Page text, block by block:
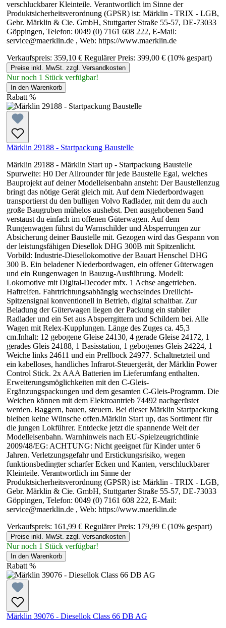
verschluckbarer Kleinteile. Verantwortlich im Sinne der
Produktsicherheitsverordnung (GPSR) ist: Märklin - TRIX - LGB,
Gebr. Märklin & Cie. GmbH, Stuttgarter Straße 55-57, DE-73033
Göppingen, Telefon: 0049 (0) 7161 608 222, E-Mail:
service@maerklin.de , Web: https://www.maerklin.de
Verkaufspreis: 359,10 € Regulärer Preis: 399,00 € (10% gespart)
Preise inkl. MwSt. zzgl. Versandkosten
Nur noch 1 Stück verfügbar!
In den Warenkorb
Rabatt %
Märklin 29188 - Startpackung Baustelle
Märklin 29188 - Märklin Start up - Startpackung Baustelle
Spurweite: H0 Der Allrounder für jede Baustelle Egal, welches
Bauprojekt auf deiner Modelleisenbahn ansteht: Der Baustellenzug
bringt das nötige Gerät gleich mit. Auf dem Niederbordwagen
transportierst du den bulligen Volvo Radlader, mit dem du auch
große Baugruben mühelos aushebst. Den ausgehobenen Sand
verstaust du einfach im offenen Güterwagen. Auf dem
Rungenwagen führst du Warnschilder und Absperrungen zur
Absicherung deiner Baustelle mit. Gezogen wird das Gespann von
der leistungsfähigen Diesellok DHG 300B mit Spitzenlicht.
Vorbild: Industrie-Diesellokomotive der Bauart Henschel DHG
300 B. Ein beladener Niederbordwagen, ein offener Güterwagen
und ein Rungenwagen in Bauzug-Ausführung. Modell:
Lokomotive mit Digital-Decoder mfx. 1 Achse angetrieben.
Haftreifen. Fahrtrichtungsabhängig wechselndes Dreilicht-
Spitzensignal konventionell in Betrieb, digital schaltbar. Zur
Beladung der Güterwagen liegen der Packung ein stabiler
Radlader und ein Set aus Absperrgittern und Schildern bei. Alle
Wagen mit Relex-Kupplungen. Länge des Zuges ca. 45,3
cm.Inhalt: 12 gebogene Gleise 24130, 4 gerade Gleise 24172, 1
gerades Gleis 24188, 1 Basisstation, 1 gebogenes Gleis 24224, 1
Weiche links 24611 und ein Prellbock 24977. Schaltnetzteil und
ein kabelloses, handliches Infrarot-Steuergerät, der Märklin Power
Control Stick. 2x AAA Batterien im Lieferumfang enthalten.
Erweiterungsmöglichkeiten mit den C-Gleis-
Ergänzungspackungen und dem gesamten C-Gleis-Programm. Die
Weichen können mit dem Elektroantrieb 74492 nachgerüstet
werden. Baggern, bauen, steuern. Bei dieser Märklin Startpackung
bleiben keine Wünsche offen.Märklin Start up, das Sortiment für
die jungen Lokführer. Entdecke jetzt die spannende Welt der
Modelleisenbahn. Warnhinweis nach EU-Spielzeugrichtlinie
2009/48/EG: ACHTUNG: Nicht geeignet für Kinder unter 6
Jahren. Verletzungsgefahr und Erstickungsrisiko, wegen
funktionsbedingter scharfer Ecken und Kanten, verschluckbarer
Kleinteile. Verantwortlich im Sinne der
Produktsicherheitsverordnung (GPSR) ist: Märklin - TRIX - LGB,
Gebr. Märklin & Cie. GmbH, Stuttgarter Straße 55-57, DE-73033
Göppingen, Telefon: 0049 (0) 7161 608 222, E-Mail:
service@maerklin.de , Web: https://www.maerklin.de
Verkaufspreis: 161,99 € Regulärer Preis: 179,99 € (10% gespart)
Preise inkl. MwSt. zzgl. Versandkosten
Nur noch 1 Stück verfügbar!
In den Warenkorb
Rabatt %
Märklin 39076 - Diesellok Class 66 DB AG